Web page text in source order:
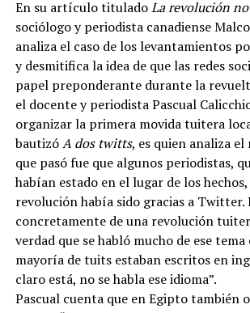
En su artículo tituladoLa revolución
sociólogo y periodista canadiense
analiza el caso de los levantamientos
y desmitifica la idea de que las redes
papel preponderante durante la
el docente y periodista Pascual
organizar la primera movida tuitera
bautizóA dos twitts, es quien analiza el
que pasó fue que algunos periodistas,
habían estado en el lugar de los
revolución había sido gracias a Twitter.
concretamente de una revolución
verdad que se habló mucho de ese tema
mayoría de tuits estaban escritos en
claro está, no se habla ese idioma”.
Pascual cuenta que en Egipto también